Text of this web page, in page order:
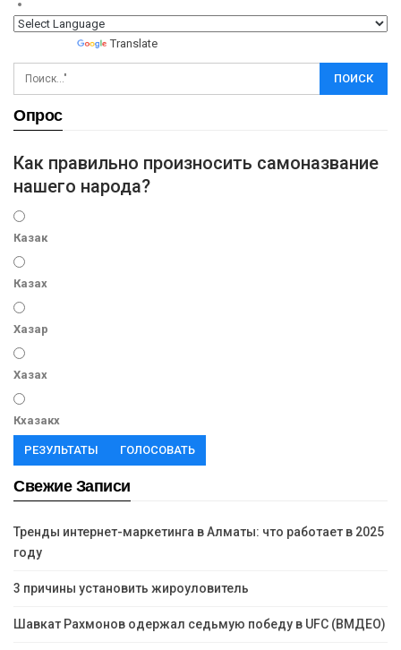
Translate
Опрос
Как правильно произносить самоназвание
нашего народа?
Казак
Казах
Хазар
Хазах
Кхазакх
РЕЗУЛЬТАТЫ ГОЛОСОВАТЬ
Свежие Записи
Тренды интернет-маркетинга в Алматы: что работает в 2025
году
3 причины установить жироуловитель
Шавкат Рахмонов одержал седьмую победу в UFC (ВМДЕО)